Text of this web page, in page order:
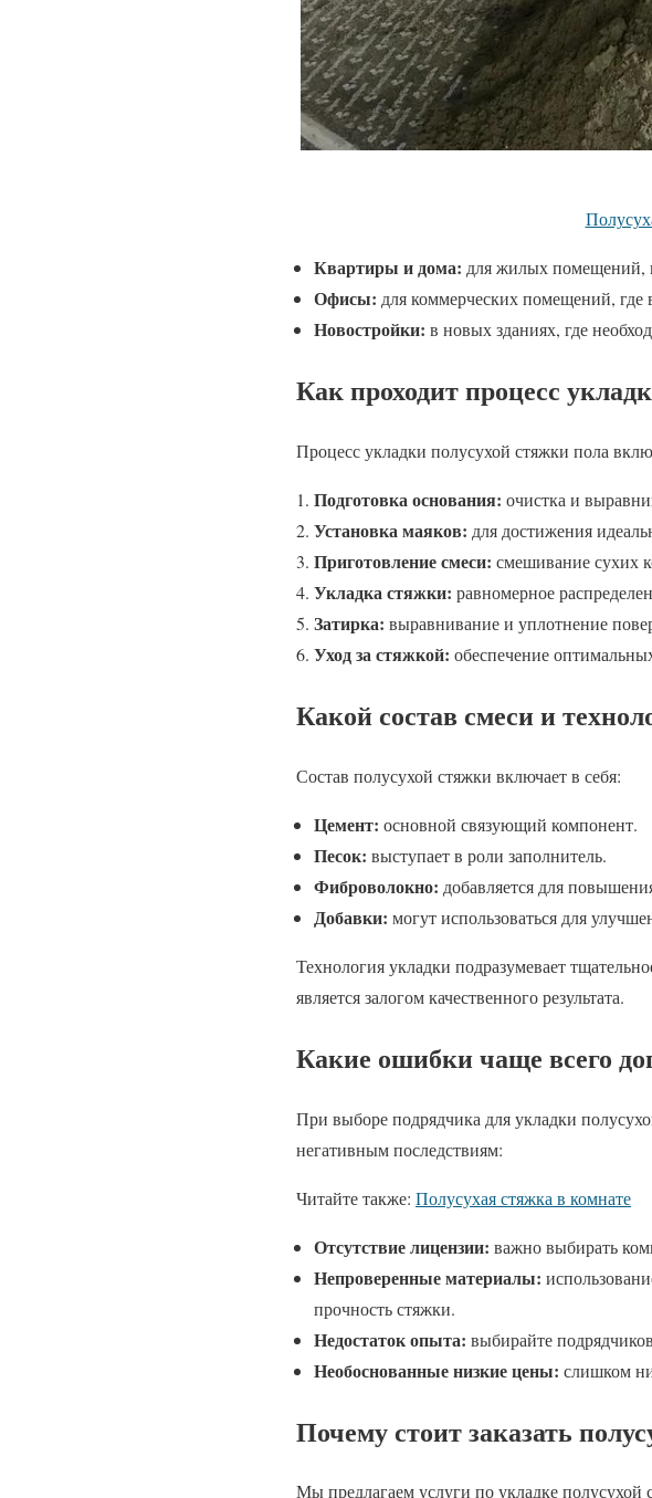
Квартиры и дома: для жилых помещений,
Офисы: для коммерческих помещений, где
Новостройки: в новых зданиях, где
Как проходит процесс
Процесс укладки полусухой стяжки пола
Подготовка основания: очистка и
Установка маяков: для достижения
Приготовление смеси: смешивание сухих
Укладка стяжки: равномерное
Затирка: выравнивание и уплотнение
Уход за стяжкой: обеспечение
Какой состав смеси и
Состав полусухой стяжки включает в себя:
Цемент: основной связующий компонент.
Песок: выступает в роли заполнитель.
Фиброволокно: добавляется для
Добавки: могут использоваться для
Технология укладки подразумевает
является залогом качественного результата.
Какие ошибки чаще всего
При выборе подрядчика для укладки
негативным последствиям:
Читайте также: Полусухая стяжка в комнате
Отсутствие лицензии: важно выбирать
Непроверенные материалы:
прочность стяжки.
Недостаток опыта: выбирайте
Необоснованные низкие цены: слишком
Почему стоит заказать
Мы предлагаем услуги по укладке